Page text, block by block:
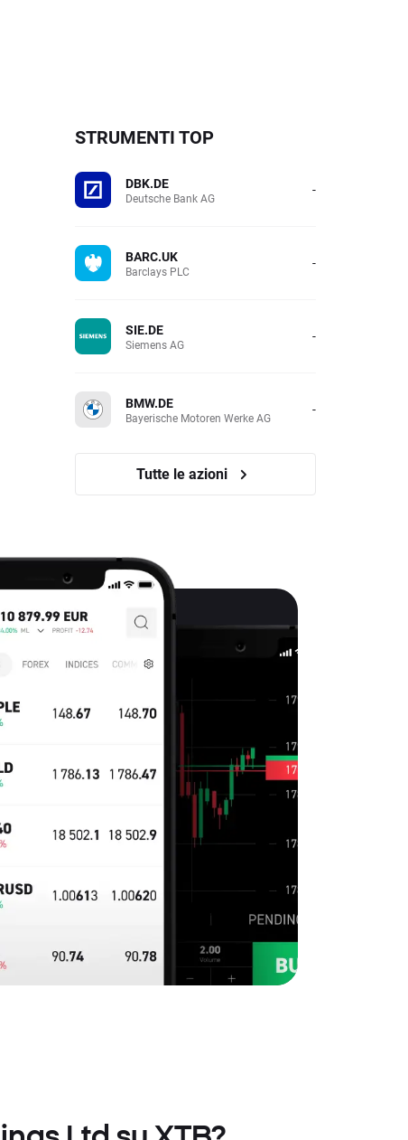
STRUMENTI TOP
DBK.DE
Deutsche Bank AG -
BARC.UK
Barclays PLC -
SIE.DE
Siemens AG -
BMW.DE
Bayerische Motoren Werke AG -
Tutte le azioni